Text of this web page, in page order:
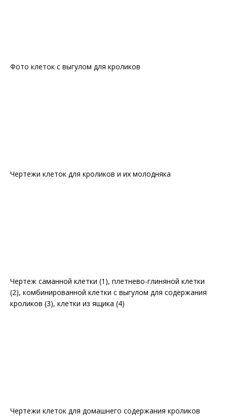
Фото клеток с выгулом для кроликов
Чертежи клеток для кроликов и их молодняка
Чертеж саманной клетки (1), плетнево-глиняной клетки
(2), комбинированной клетки с выгулом для содержания
кроликов (3), клетки из ящика (4)
Чертежи клеток для домашнего содержания кроликов